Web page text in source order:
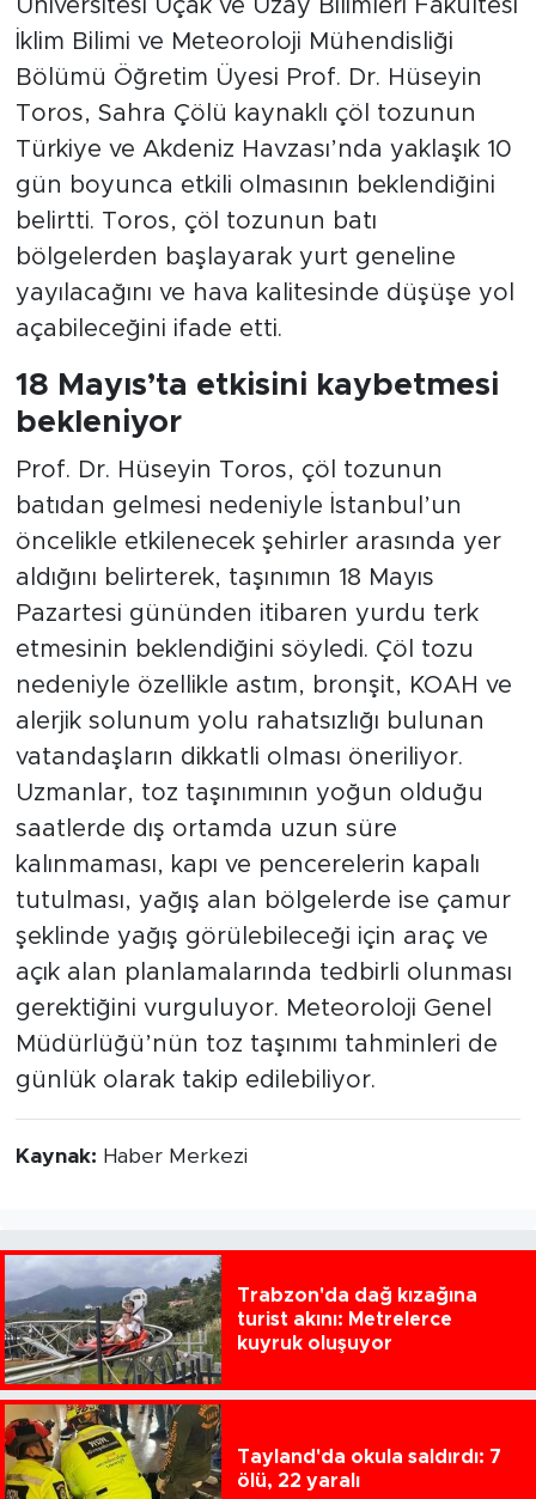
Üniversitesi Uçak ve Uzay Bilimleri Fakültesi
İklim Bilimi ve Meteoroloji Mühendisliği
Bölümü Öğretim Üyesi Prof. Dr. Hüseyin
Toros, Sahra Çölü kaynaklı çöl tozunun
Türkiye ve Akdeniz Havzası’nda yaklaşık 10
gün boyunca etkili olmasının beklendiğini
belirtti. Toros, çöl tozunun batı
bölgelerden başlayarak yurt geneline
yayılacağını ve hava kalitesinde düşüşe yol
açabileceğini ifade etti.
18 Mayıs’ta etkisini kaybetmesi
bekleniyor
Prof. Dr. Hüseyin Toros, çöl tozunun
batıdan gelmesi nedeniyle İstanbul’un
öncelikle etkilenecek şehirler arasında yer
aldığını belirterek, taşınımın 18 Mayıs
Pazartesi gününden itibaren yurdu terk
etmesinin beklendiğini söyledi. Çöl tozu
nedeniyle özellikle astım, bronşit, KOAH ve
alerjik solunum yolu rahatsızlığı bulunan
vatandaşların dikkatli olması öneriliyor.
Uzmanlar, toz taşınımının yoğun olduğu
saatlerde dış ortamda uzun süre
kalınmaması, kapı ve pencerelerin kapalı
tutulması, yağış alan bölgelerde ise çamur
şeklinde yağış görülebileceği için araç ve
açık alan planlamalarında tedbirli olunması
gerektiğini vurguluyor. Meteoroloji Genel
Müdürlüğü’nün toz taşınımı tahminleri de
günlük olarak takip edilebiliyor.
Kaynak: Haber Merkezi
Trabzon'da dağ kızağına
turist akını: Metrelerce
kuyruk oluşuyor
Tayland'da okula saldırdı: 7
ölü, 22 yaralı